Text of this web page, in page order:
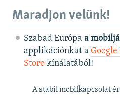
Maradjon velünk!
Szabad Európa a
applikációnkat a Google
Store kínálatából!
A stabil mobilkapcsolat